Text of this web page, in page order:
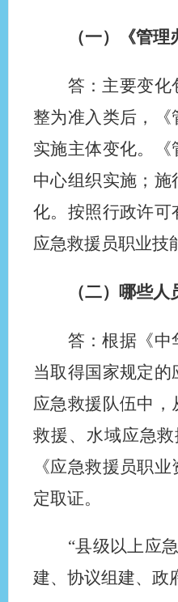
（一）《管
答：主要变化
整为准入类后，
实施主体变化。
中心组织实施；
化。按照行政许
应急救援员职业技
（二）哪些
答：根据《中
当取得国家规定
应急救援队伍中
救援、水域应急
《应急救援员职
定取证。
“县级以上应
建、协议组建、政